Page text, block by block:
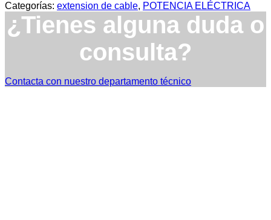
Categorías: extension de cable, POTENCIA ELÉCTRICA
¿Tienes alguna duda o
consulta?
Contacta con nuestro departamento técnico